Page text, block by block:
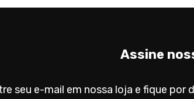
Assine
seu e-mail em nossa loja e fique